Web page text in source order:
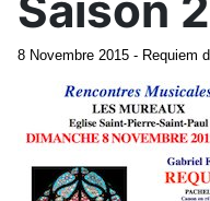
8 Novembre 2015 - Requiem